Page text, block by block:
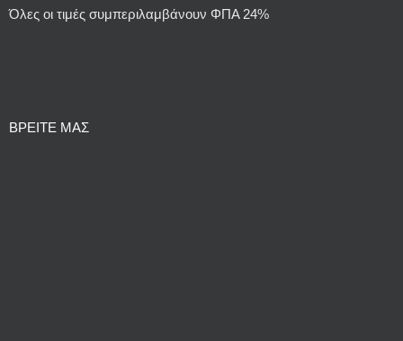
Όλες οι τιμές συμπεριλαμβάνουν ΦΠΑ 24%
ΒΡΕΙΤΕ ΜΑΣ